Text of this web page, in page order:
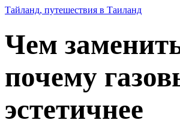
Тайланд, путешествия в Таиланд
Чем
почему
эстетичнее